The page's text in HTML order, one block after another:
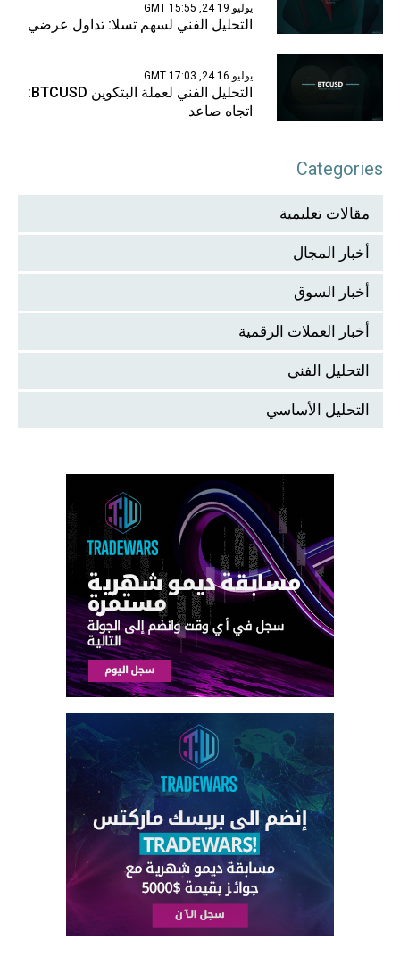
يوليو 19 24, 15:55 GMT
التحليل الفني لسهم تسلا: تداول عرضي
يوليو 16 24, 17:03 GMT
التحليل الفني لعملة البتكوين BTCUSD:
اتجاه صاعد
Categories
مقالات تعليمية
أخبار المجال
أخبار السوق
أخبار العملات الرقمية
التحليل الفني
التحليل الأساسي